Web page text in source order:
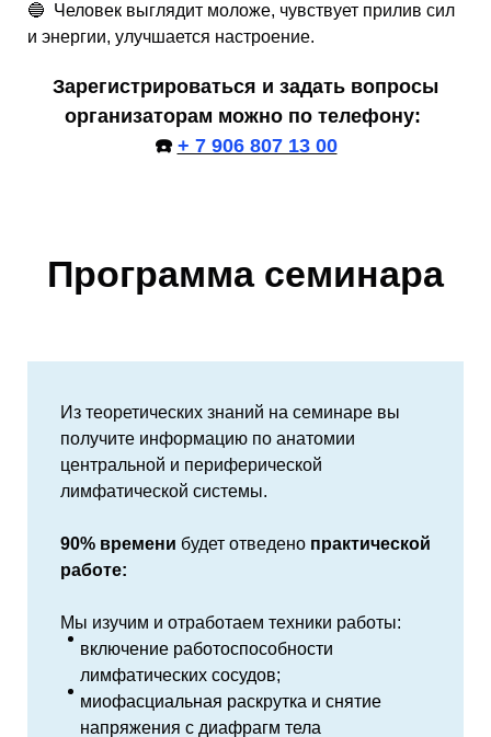
🔵 Человек выглядит моложе, чувствует прилив сил
и энергии, улучшается настроение.
Зарегистрироваться и задать вопросы
организаторам можно по телефону:
☎️ + 7 906 807 13 00
Программа семинара
Из теоретических знаний на семинаре вы
получите информацию по анатомии
центральной и периферической
лимфатической системы.
90% времени будет отведено практической
работе:
Мы изучим и отработаем техники работы:
включение работоспособности
лимфатических сосудов;
миофасциальная раскрутка и снятие
напряжения с диафрагм тела